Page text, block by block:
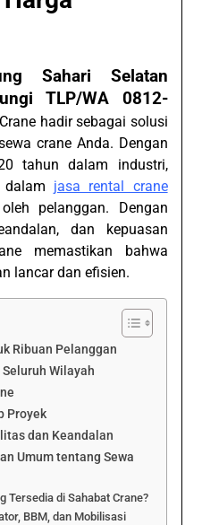
Sahari Selatan
TLP/WA 0812-
hadir sebagai solusi
crane Anda. Dengan
tahun dalam industri,
jasa rental crane
pelanggan. Dengan
dan kepuasan
memastikan bahwa
lancar dan efisien.
Ribuan Pelanggan
Wilayah
Proyek
dan Keandalan
Umum tentang Sewa
Tersedia di Sahabat Crane?
BBM, dan Mobilisasi